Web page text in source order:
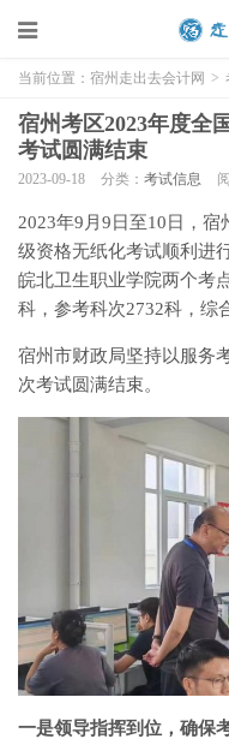
当前位置： 宿州走出去会计网 >
宿州考区2023年度全
考试圆满结束
2023-09-18 分类： 考试信息
2023年9月9日至10日，
级资格无纸化考试顺利进
皖北卫生职业学院两个考
科，参考科次2732科，综
宿州市财政局坚持以服务
次考试圆满结束。
一是领导指挥到位，确保